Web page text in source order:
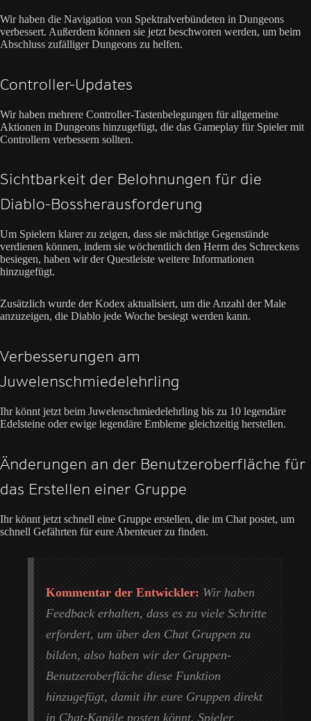
Wir haben die Navigation von Spektralverbündeten in Dungeons
verbessert. Außerdem können sie jetzt beschworen werden, um beim
Abschluss zufälliger Dungeons zu helfen.
Controller-Updates
Wir haben mehrere Controller-Tastenbelegungen für allgemeine
Aktionen in Dungeons hinzugefügt, die das Gameplay für Spieler mit
Controllern verbessern sollten.
Sichtbarkeit der Belohnungen für die
Diablo-Bossherausforderung
Um Spielern klarer zu zeigen, dass sie mächtige Gegenstände
verdienen können, indem sie wöchentlich den Herrn des Schreckens
besiegen, haben wir der Questleiste weitere Informationen
hinzugefügt.
Zusätzlich wurde der Kodex aktualisiert, um die Anzahl der Male
anzuzeigen, die Diablo jede Woche besiegt werden kann.
Verbesserungen am
Juwelenschmiedelehrling
Ihr könnt jetzt beim Juwelenschmiedelehrling bis zu 10 legendäre
Edelsteine oder ewige legendäre Embleme gleichzeitig herstellen.
Änderungen an der Benutzeroberfläche für
das Erstellen einer Gruppe
Ihr könnt jetzt schnell eine Gruppe erstellen, die im Chat postet, um
schnell Gefährten für eure Abenteuer zu finden.
Kommentar der Entwickler: Wir haben
Feedback erhalten, dass es zu viele Schritte
erfordert, um über den Chat Gruppen zu
bilden, also haben wir der Gruppen-
Benutzeroberfläche diese Funktion
hinzugefügt, damit ihr eure Gruppen direkt
in Chat-Kanäle posten könnt. Spieler